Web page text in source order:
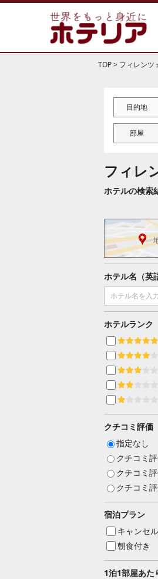
TOP> フィレンツ
目的地
部屋
フィレ
ホテルの検索
ホテル名（英
ホテルランク
クチコミ評価
指定なし
クチコミ
クチコミ
クチコミ
宿泊プラン
キャンセ
朝食付き
1泊1部屋あた